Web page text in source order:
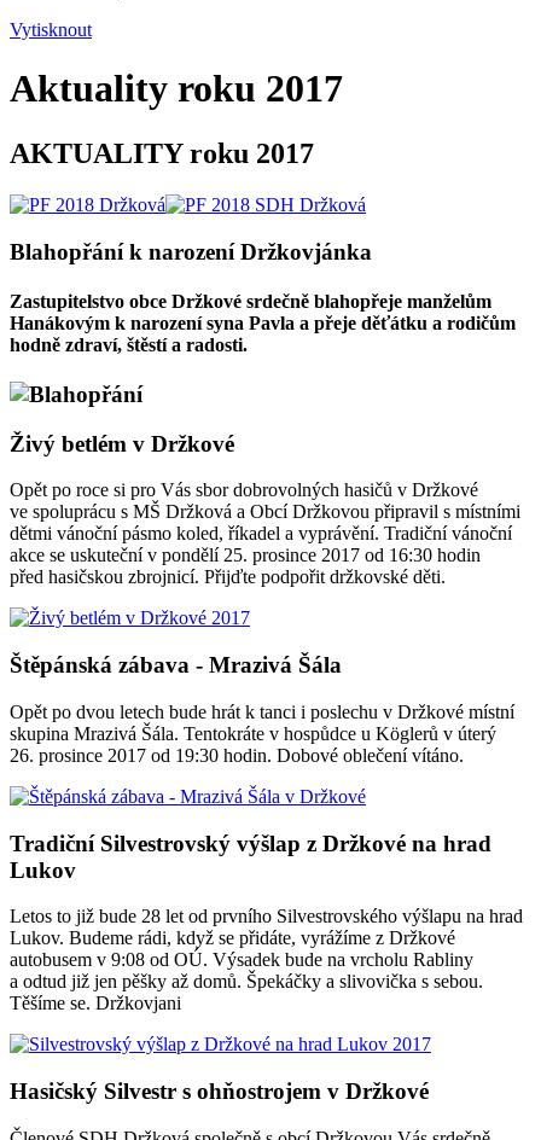
Vytisknout
Aktuality roku 2017
AKTUALITY roku 2017
Blahopřání k narození Držkovjánka
Zastupitelstvo obce Držkové srdečně blahopřeje manželům
Hanákovým k narození syna Pavla a přeje děťátku a rodičům
hodně zdraví, štěstí a radosti.
Živý betlém v Držkové
Opět po roce si pro Vás sbor dobrovolných hasičů v Držkové
ve spoluprácu s MŠ Držková a Obcí Držkovou připravil s místními
dětmi vánoční pásmo koled, říkadel a vyprávění. Tradiční vánoční
akce se uskuteční v pondělí 25. prosince 2017 od 16:30 hodin
před hasičskou zbrojnicí. Přijďte podpořit držkovské děti.
Štěpánská zábava - Mrazivá Šála
Opět po dvou letech bude hrát k tanci i poslechu v Držkové místní
skupina Mrazivá Šála. Tentokráte v hospůdce u Köglerů v úterý
26. prosince 2017 od 19:30 hodin. Dobové oblečení vítáno.
Tradiční Silvestrovský výšlap z Držkové na hrad
Lukov
Letos to již bude 28 let od prvního Silvestrovského výšlapu na hrad
Lukov. Budeme rádi, když se přidáte, vyrážíme z Držkové
autobusem v 9:08 od OÚ. Výsadek bude na vrcholu Rabliny
a odtud již jen pěšky až domů. Špekáčky a slivovička s sebou.
Těšíme se. Držkovjani
Hasičský Silvestr s ohňostrojem v Držkové